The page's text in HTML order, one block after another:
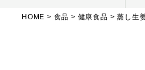
HOME 食品 健康食品 蒸し生